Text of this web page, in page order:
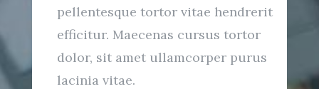
pellentesque tortor vitae hendrerit
efficitur. Maecenas cursus tortor
dolor, sit amet ullamcorper purus
lacinia vitae.